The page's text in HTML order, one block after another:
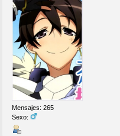
Mensajes: 265
Sexo: